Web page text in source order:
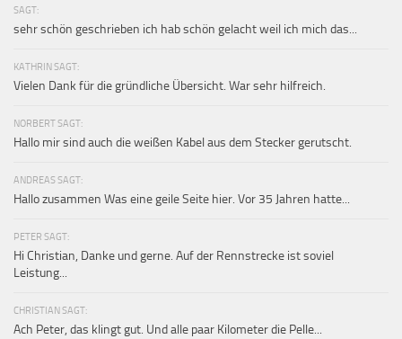
SAGT:
sehr schön geschrieben ich hab schön gelacht weil ich mich das...
KATHRIN SAGT:
Vielen Dank für die gründliche Übersicht. War sehr hilfreich.
NORBERT SAGT:
Hallo mir sind auch die weißen Kabel aus dem Stecker gerutscht.
ANDREAS SAGT:
Hallo zusammen Was eine geile Seite hier. Vor 35 Jahren hatte...
PETER SAGT:
Hi Christian, Danke und gerne. Auf der Rennstrecke ist soviel
Leistung...
CHRISTIAN SAGT:
Ach Peter, das klingt gut. Und alle paar Kilometer die Pelle...